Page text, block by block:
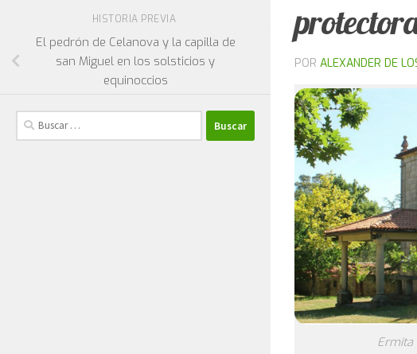
POR ALEXANDER DE
Ermita
HISTORIA PREVIA
El pedrón de Celanova y la capilla de
san Miguel en los solsticios y
equinoccios
Buscar: